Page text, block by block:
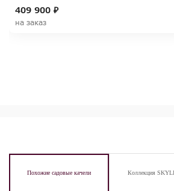
409 900 ₽
на заказ
Похожие садовые качели Коллекция